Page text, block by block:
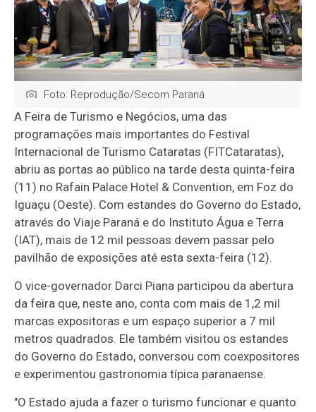
Foto: Reprodução/Secom Paraná
A Feira de Turismo e Negócios, uma das
programações mais importantes do Festival
Internacional de Turismo Cataratas (FITCataratas),
abriu as portas ao público na tarde desta quinta-feira
(11) no Rafain Palace Hotel & Convention, em Foz do
Iguaçu (Oeste). Com estandes do Governo do Estado,
através do Viaje Paraná e do Instituto Água e Terra
(IAT), mais de 12 mil pessoas devem passar pelo
pavilhão de exposições até esta sexta-feira (12).
O vice-governador Darci Piana participou da abertura
da feira que, neste ano, conta com mais de 1,2 mil
marcas expositoras e um espaço superior a 7 mil
metros quadrados. Ele também visitou os estandes
do Governo do Estado, conversou com coexpositores
e experimentou gastronomia típica paranaense.
"O Estado ajuda a fazer o turismo funcionar e quanto